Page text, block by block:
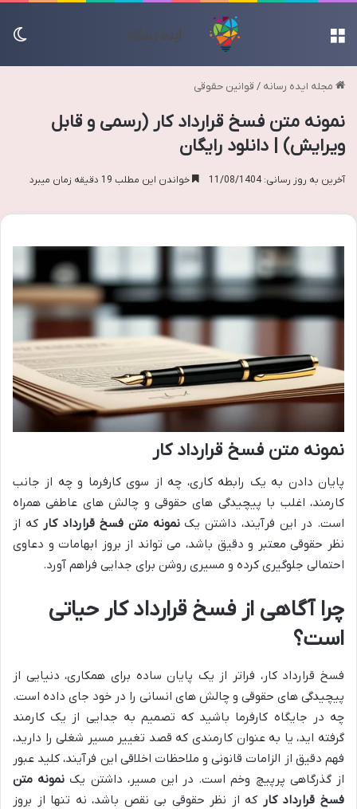
مجله ایده رسانه / قوانین حقوقی
نمونه متن فسخ قرارداد کار (رسمی و قابل
ویرایش) | دانلود رایگان
آخرین به روز رسانی: 11/08/1404 خواندن این مطلب 19 دقیقه زمان میبرد
نمونه متن فسخ قرارداد کار
پایان دادن به یک رابطه کاری، چه از سوی کارفرما و چه از جانب
کارمند، اغلب با پیچیدگی های حقوقی و چالش های عاطفی همراه
است. در این فرآیند، داشتن یکنمونه متن فسخ قرارداد کار که از
نظر حقوقی معتبر و دقیق باشد، می تواند از بروز ابهامات و دعاوی
احتمالی جلوگیری کرده و مسیری روشن برای جدایی فراهم آورد.
چرا آگاهی از فسخ قرارداد کار حیاتی
است؟
فسخ قرارداد کار، فراتر از یک پایان ساده برای همکاری، دنیایی از
پیچیدگی های حقوقی و چالش های انسانی را در خود جای داده است.
چه در جایگاه کارفرما باشید که تصمیم به جدایی از یک کارمند
گرفته اید، یا به عنوان کارمندی که قصد تغییر مسیر شغلی را دارید،
فهم دقیق از الزامات قانونی و ملاحظات اخلاقی این فرآیند، کلید عبور
از گذرگاهی پرپیچ وخم است. در این مسیر، داشتن یک نمونه متن
فسخ قرارداد کار که از نظر حقوقی بی نقص باشد، نه تنها از بروز